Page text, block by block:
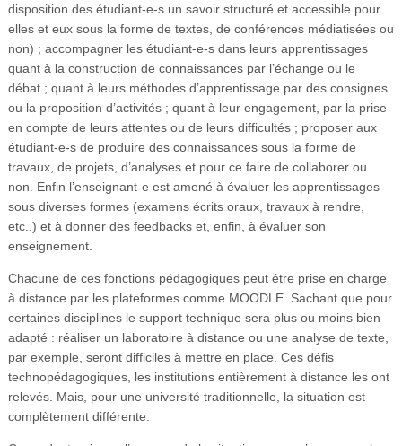
disposition des étudiant-e-s un savoir structuré et accessible pour
elles et eux sous la forme de textes, de conférences médiatisées ou
non) ; accompagner les étudiant-e-s dans leurs apprentissages
quant à la construction de connaissances par l’échange ou le
débat ; quant à leurs méthodes d’apprentissage par des consignes
ou la proposition d’activités ; quant à leur engagement, par la prise
en compte de leurs attentes ou de leurs difficultés ; proposer aux
étudiant-e-s de produire des connaissances sous la forme de
travaux, de projets, d’analyses et pour ce faire de collaborer ou
non. Enfin l’enseignant-e est amené à évaluer les apprentissages
sous diverses formes (examens écrits oraux, travaux à rendre,
etc..) et à donner des feedbacks et, enfin, à évaluer son
enseignement.
Chacune de ces fonctions pédagogiques peut être prise en charge
à distance par les plateformes comme MOODLE. Sachant que pour
certaines disciplines le support technique sera plus ou moins bien
adapté : réaliser un laboratoire à distance ou une analyse de texte,
par exemple, seront difficiles à mettre en place. Ces défis
technopédagogiques, les institutions entièrement à distance les ont
relevés. Mais, pour une université traditionnelle, la situation est
complètement différente.